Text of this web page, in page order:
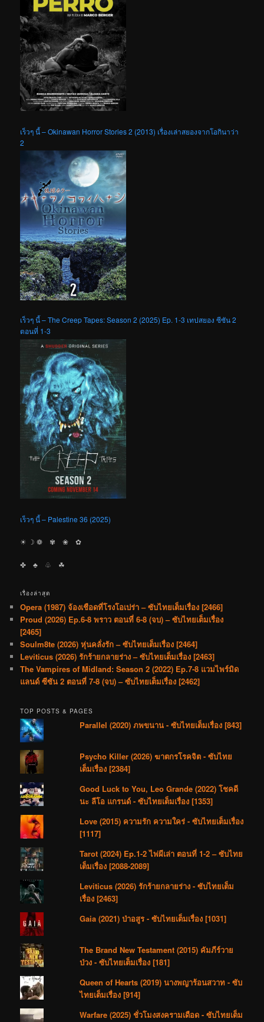
เร็วๆ นี้ – Okinawan Horror Stories 2 (2013) เรื่องเล่าสยองจากโอกินาว่า
2
เร็วๆ นี้ – The Creep Tapes: Season 2 (2025) Ep. 1-3 เทปสยอง ซีซัน 2
ตอนที่ 1-3
เร็วๆ นี้ – Palestine 36 (2025)
☀︎ ☽ ❁ ✾ ❀ ✿
✤ ♣︎ ♧ ☘︎
เรื่องล่าสุด
Opera (1987) จ้องเชือดที่โรงโอเปร่า – ซับไทยเต็มเรื่อง [2466]
Proud (2026) Ep.6-8 พราว ตอนที่ 6-8 (จบ) – ซับไทยเต็มเรื่อง
[2465]
Soulm8te (2026) หุ่นคลั่งรัก – ซับไทยเต็มเรื่อง [2464]
Leviticus (2026) รักร้ายกลายร่าง – ซับไทยเต็มเรื่อง [2463]
The Vampires of Midland: Season 2 (2022) Ep.7-8 แวมไพร์มิด
แลนด์ ซีซัน 2 ตอนที่ 7-8 (จบ) – ซับไทยเต็มเรื่อง [2462]
TOP POSTS & PAGES
Parallel (2020) ภพขนาน - ซับไทยเต็มเรื่อง [843]
Psycho Killer (2026) ฆาตกรโรคจิต - ซับไทย
เต็มเรื่อง [2384]
Good Luck to You, Leo Grande (2022) โชคดี
นะ ลีโอ แกรนด์ - ซับไทยเต็มเรื่อง [1353]
Love (2015) ความรัก ความใคร่ - ซับไทยเต็มเรื่อง
[1117]
Tarot (2024) Ep.1-2 ไพ่ผีเล่า ตอนที่ 1-2 – ซับไทย
เต็มเรื่อง [2088-2089]
Leviticus (2026) รักร้ายกลายร่าง - ซับไทยเต็ม
เรื่อง [2463]
Gaia (2021) ป่าอสูร - ซับไทยเต็มเรื่อง [1031]
The Brand New Testament (2015) คัมภีร์วาย
ป่วง - ซับไทยเต็มเรื่อง [181]
Queen of Hearts (2019) นางพญาร้อนสวาท - ซับ
ไทยเต็มเรื่อง [914]
Warfare (2025) ชั่วโมงสงครามเดือด - ซับไทยเต็ม